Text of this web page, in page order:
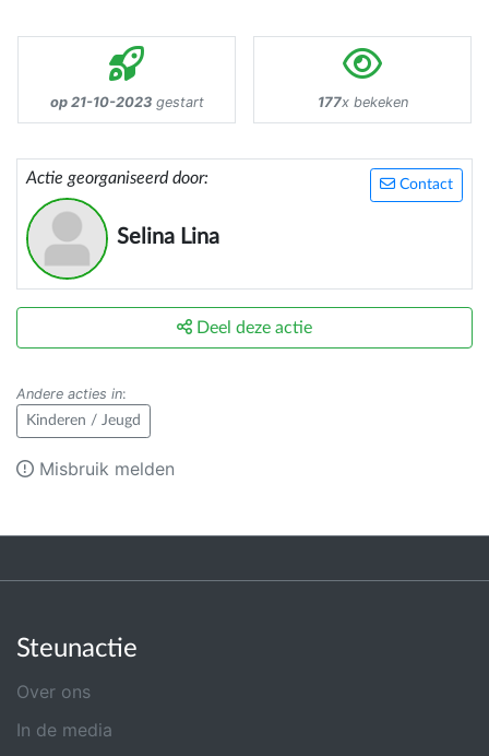
op 21-10-2023gestart 177x bekeken
Contact
Actie georganiseerd door:
Selina Lina
Deel deze actie
Andere acties in:
Kinderen / Jeugd
Misbruik melden
Steunactie
Over ons
In de media